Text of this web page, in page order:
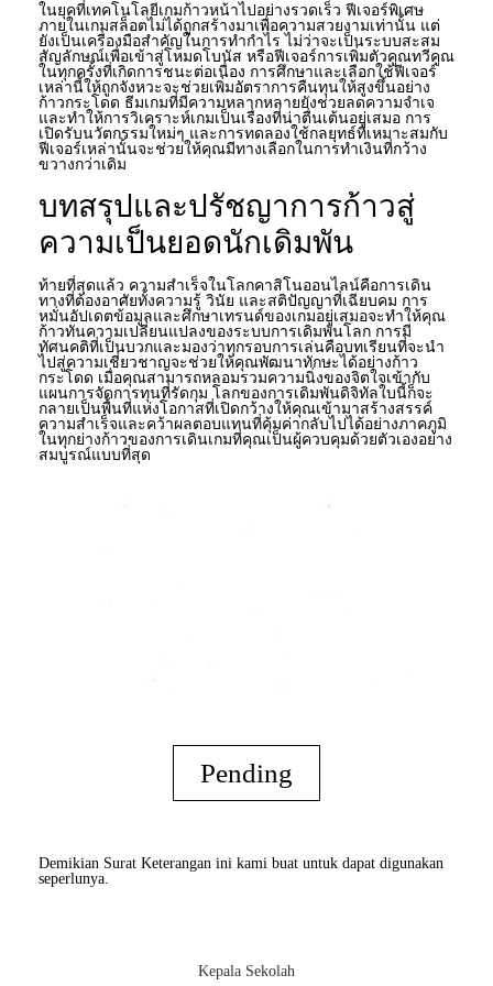
ในยุคที่เทคโนโลยีเกมก้าวหน้าไปอย่างรวดเร็ว ฟีเจอร์พิเศษ
ภายในเกมสล็อตไม่ได้ถูกสร้างมาเพื่อความสวยงามเท่านั้น แต่
ยังเป็นเครื่องมือสำคัญในการทำกำไร ไม่ว่าจะเป็นระบบสะสม
สัญลักษณ์เพื่อเข้าสู่โหมดโบนัส หรือฟีเจอร์การเพิ่มตัวคูณทวีคูณ
ในทุกครั้งที่เกิดการชนะต่อเนื่อง การศึกษาและเลือกใช้ฟีเจอร์
เหล่านี้ให้ถูกจังหวะจะช่วยเพิ่มอัตราการคืนทุนให้สูงขึ้นอย่าง
ก้าวกระโดด ธีมเกมที่มีความหลากหลายยังช่วยลดความจำเจ
และทำให้การวิเคราะห์เกมเป็นเรื่องที่น่าตื่นเต้นอยู่เสมอ การ
เปิดรับนวัตกรรมใหม่ๆ และการทดลองใช้กลยุทธ์ที่เหมาะสมกับ
ฟีเจอร์เหล่านั้นจะช่วยให้คุณมีทางเลือกในการทำเงินที่กว้าง
ขวางกว่าเดิม
บทสรุปและปรัชญาการก้าวสู่
ความเป็นยอดนักเดิมพัน
ท้ายที่สุดแล้ว ความสำเร็จในโลกคาสิโนออนไลน์คือการเดิน
ทางที่ต้องอาศัยทั้งความรู้ วินัย และสติปัญญาที่เฉียบคม การ
หมั่นอัปเดตข้อมูลและศึกษาเทรนด์ของเกมอยู่เสมอจะทำให้คุณ
ก้าวทันความเปลี่ยนแปลงของระบบการเดิมพันโลก การมี
ทัศนคติที่เป็นบวกและมองว่าทุกรอบการเล่นคือบทเรียนที่จะนำ
ไปสู่ความเชี่ยวชาญจะช่วยให้คุณพัฒนาทักษะได้อย่างก้าว
กระโดด เมื่อคุณสามารถหลอมรวมความนิ่งของจิตใจเข้ากับ
แผนการจัดการทุนที่รัดกุม โลกของการเดิมพันดิจิทัลใบนี้ก็จะ
กลายเป็นพื้นที่แห่งโอกาสที่เปิดกว้างให้คุณเข้ามาสร้างสรรค์
ความสำเร็จและคว้าผลตอบแทนที่คุ้มค่ากลับไปได้อย่างภาคภูมิ
ในทุกย่างก้าวของการเดินเกมที่คุณเป็นผู้ควบคุมด้วยตัวเองอย่าง
สมบูรณ์แบบที่สุด
Pending
Demikian Surat Keterangan ini kami buat untuk dapat digunakan
seperlunya.
Kepala Sekolah